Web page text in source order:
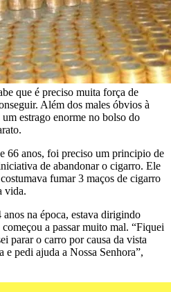
que é preciso muita força de
Além dos males óbvios à
estrago enorme no bolso do
66 anos, foi preciso um principio de
de abandonar o cigarro. Ele
fumar 3 maços de cigarro
vida.
na época, estava dirigindo
a passar muito mal. “Fiquei
parar o carro por causa da vista
pedi ajuda a Nossa Senhora”,